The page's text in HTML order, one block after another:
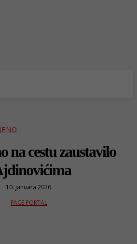
na cestu zaustavilo
10. januara 2026.
FACE PORTAL